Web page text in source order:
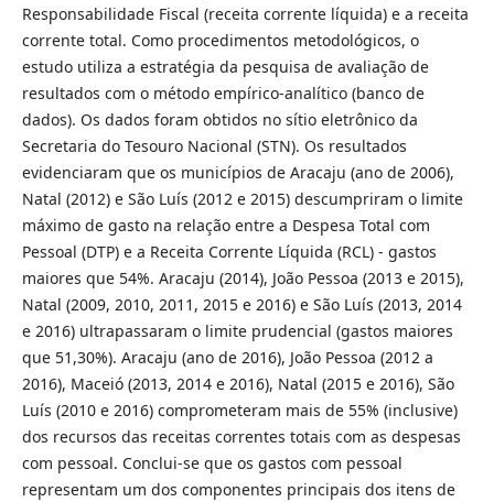
Responsabilidade Fiscal (receita corrente líquida) e a receita
corrente total. Como procedimentos metodológicos, o
estudo utiliza a estratégia da pesquisa de avaliação de
resultados com o método empírico-analítico (banco de
dados). Os dados foram obtidos no sítio eletrônico da
Secretaria do Tesouro Nacional (STN). Os resultados
evidenciaram que os municípios de Aracaju (ano de 2006),
Natal (2012) e São Luís (2012 e 2015) descumpriram o limite
máximo de gasto na relação entre a Despesa Total com
Pessoal (DTP) e a Receita Corrente Líquida (RCL) - gastos
maiores que 54%. Aracaju (2014), João Pessoa (2013 e 2015),
Natal (2009, 2010, 2011, 2015 e 2016) e São Luís (2013, 2014
e 2016) ultrapassaram o limite prudencial (gastos maiores
que 51,30%). Aracaju (ano de 2016), João Pessoa (2012 a
2016), Maceió (2013, 2014 e 2016), Natal (2015 e 2016), São
Luís (2010 e 2016) comprometeram mais de 55% (inclusive)
dos recursos das receitas correntes totais com as despesas
com pessoal. Conclui-se que os gastos com pessoal
representam um dos componentes principais dos itens de